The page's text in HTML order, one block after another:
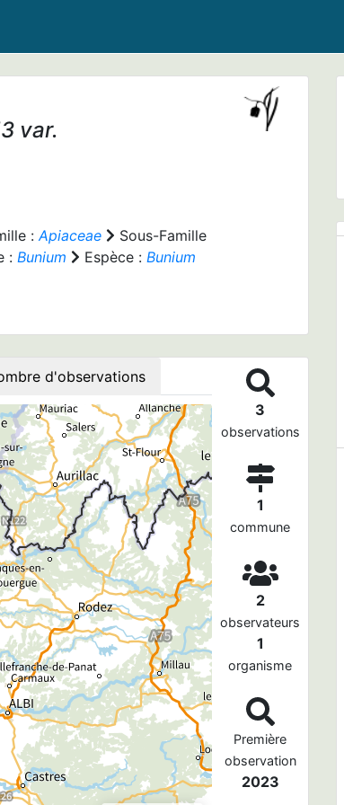
var.
:Apiaceae
Sous-Famille
: Bunium Espèce : Bunium
d'observations
3
observations
1
commune
2
observateurs
1
organisme
Première
observation
2023